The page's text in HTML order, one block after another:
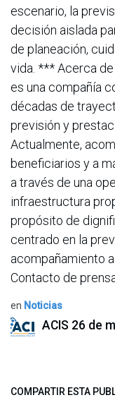
escenario, la
decisión aislada
de planeación,
vida. *** Acerca
es una compañía
décadas de
previsión y
Actualmente,
beneficiarios y a
a través de una
infraestructura
propósito de
centrado en la
acompañamiento
Contacto de
en Noticias
ACIS 26 de
COMPARTIR ESTA